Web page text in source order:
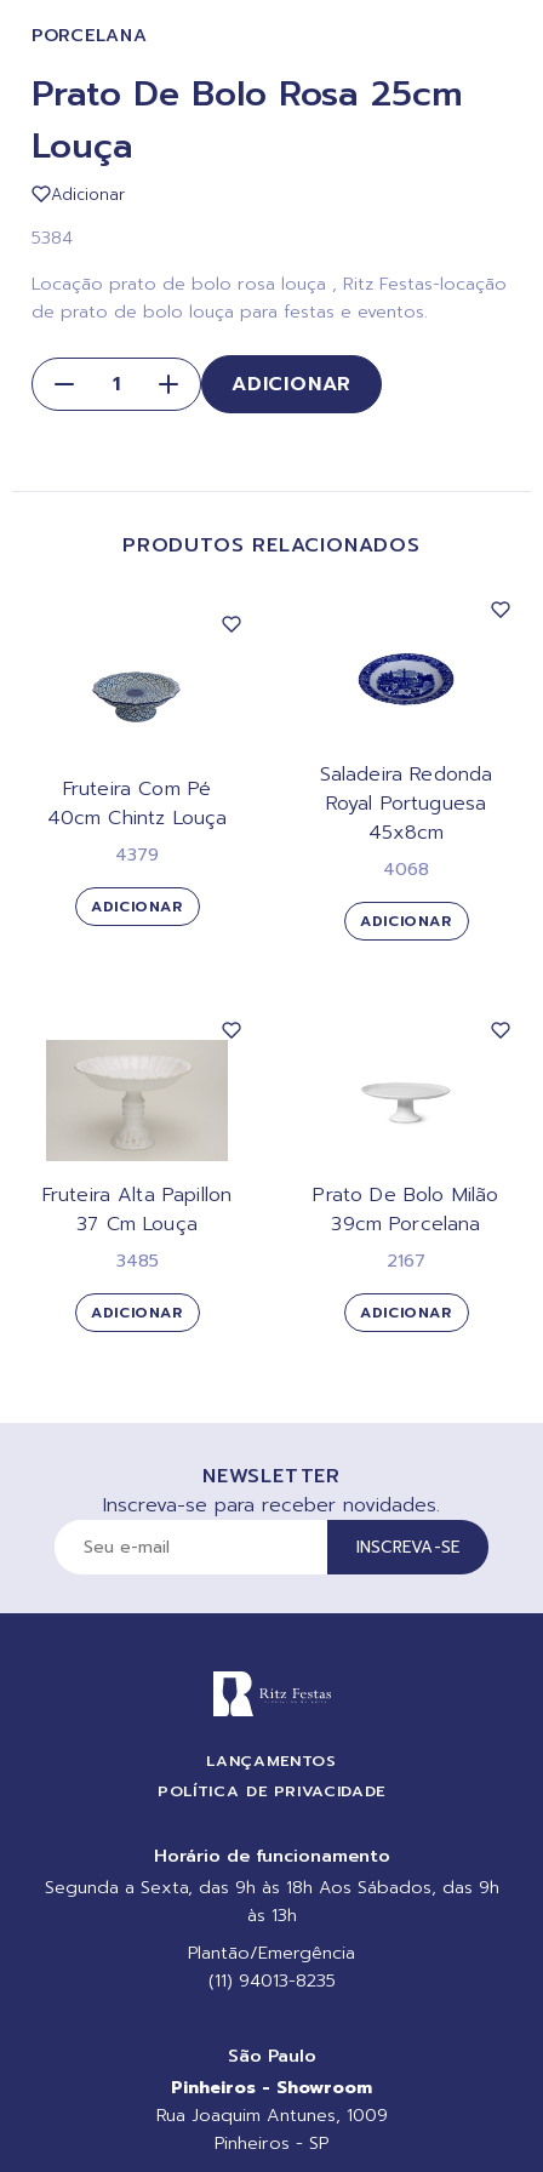
PORCELANA
Prato De Bolo Rosa 25cm
Louça
Adicionar
5384
Locação prato de bolo rosa louça , Ritz Festas-locação
de prato de bolo louça para festas e eventos.
ADICIONAR
PRODUTOS RELACIONADOS
Fruteira Com Pé
40cm Chintz Louça
4379
ADICIONAR
Saladeira Redonda
Royal Portuguesa
45x8cm
4068
ADICIONAR
Fruteira Alta Papillon
37 Cm Louça
3485
ADICIONAR
Prato De Bolo Milão
39cm Porcelana
2167
ADICIONAR
NEWSLETTER
Inscreva-se para receber novidades.
INSCREVA-SE
LANÇAMENTOS
POLÍTICA DE PRIVACIDADE
Horário de funcionamento
Segunda a Sexta, das 9h às 18h Aos Sábados, das 9h
às 13h
Plantão/Emergência
(11) 94013-8235
São Paulo
Pinheiros - Showroom
Rua Joaquim Antunes, 1009
Pinheiros - SP